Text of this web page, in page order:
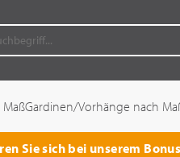
MaßGardinen/Vorhänge nach
Sie sich bei unserem